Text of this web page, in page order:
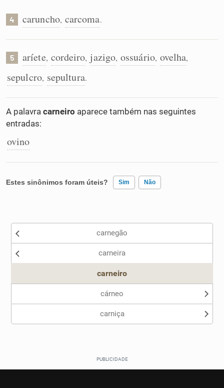
4 caruncho, carcoma.
5 aríete, cordeiro, jazigo, ossuário, ovelha,
sepulcro, sepultura.
A palavra carneiro aparece também nas seguintes
entradas:
ovino
Estes sinônimos foram úteis? Sim Não
Nenhum dos sinônimos apresentados me ajudou
carnegão
carneira
carneiro
cárneo
carniça